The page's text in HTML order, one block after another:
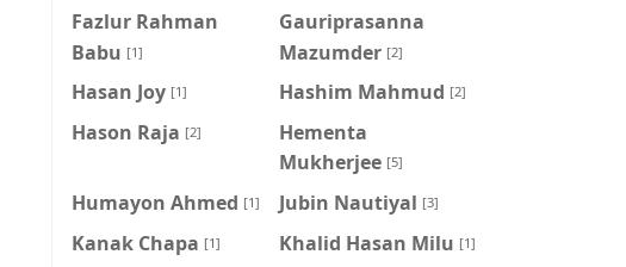
Fazlur Rahman
Babu [1]
Gauriprasanna
Mazumder [2]
Hasan Joy [1] Hashim Mahmud [2]
Hason Raja [2]
Hementa
Mukherjee [5]
Humayon Ahmed [1] Jubin Nautiyal [3]
Kanak Chapa [1] Khalid Hasan Milu [1]